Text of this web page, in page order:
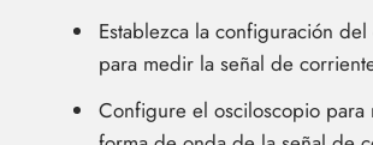
Establezca la configuración
para medir la señal de
Configure el osciloscopio para